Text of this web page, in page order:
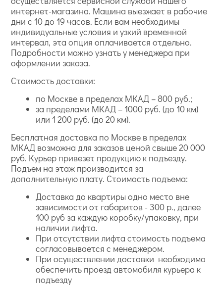
интернет-магазина. Машина выезжает в рабочие
дни с 10 до 19 часов. Если вам необходимы
индивидуальные условия и узкий временной
интервал, эта опция оплачивается отдельно.
Подробности можно узнать у менеджера при
оформлении заказа.
Стоимость доставки:
по Москве в пределах МКАД – 800 руб.;
за пределами МКАД – 1000 руб. (до 10 км)
или 1 200 руб. (до 20 км).
Бесплатная доставка по Москве в пределах
МКАД возможна для заказов ценой свыше 20 000
руб. Курьер привезет продукцию к подъезду.
Подъем на этаж производится за
дополнительную плату. Стоимость подъема:
Доставка до квартиры одно место вне
зависимости от габаритов - 300 р., далее
100 руб за каждую коробку/упаковку, при
наличии лифта.
При отсутствии лифта стоимость подъема
согласовывается с менеджером.
При осуществлении доставки необходимо
обеспечить проезд автомобиля курьера к
подъезду